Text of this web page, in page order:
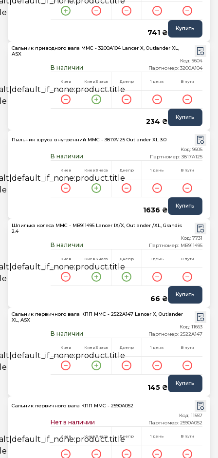
741 ₴ Купить
Сальник приводного вала MMC - 3200A104 Lancer X, Outlander XL,
ASX
В наличии
Код: 9604
Партномер: 3200A104
Киев Киев 3 часа Днепр 1 день В пути
234 ₴ Купить
Пыльник шруса внутренний MMC - 3817A125 Outlander XL 3.0
В наличии
Код: 9605
Партномер: 3817A125
Киев Киев 3 часа Днепр 1 день В пути
1636 ₴ Купить
Шпилька колеса MMC - MB911495 Lancer IX/X, Outlander /XL, Grandis
2.4
В наличии
Код: 7731
Партномер: MB911495
Киев Киев 3 часа Днепр 1 день В пути
66 ₴ Купить
Сальник первичного вала КПП MMC - 2522A147 Lancer X, Outlander
XL, ASX
В наличии
Код: 11663
Партномер: 2522A147
Киев Киев 3 часа Днепр 1 день В пути
145 ₴ Купить
Сальник первичного вала КПП MMC - 2590A052
Нет в наличии
Код: 11557
Партномер: 2590A052
Киев Киев 3 часа Днепр 1 день В пути